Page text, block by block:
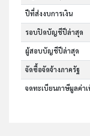
ปีที่ส่งงบการเงิน
รอบปิดบัญชีปีล่าสุด
ผู้สอบบัญชีปีล่าสุด
จัดซื้อจัดจ้างภาครัฐ
จดทะเบียนภาษีมูลค่า